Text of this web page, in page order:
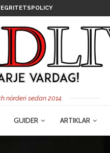
nörderi sedan 2014.
GUIDER ARTIKLAR